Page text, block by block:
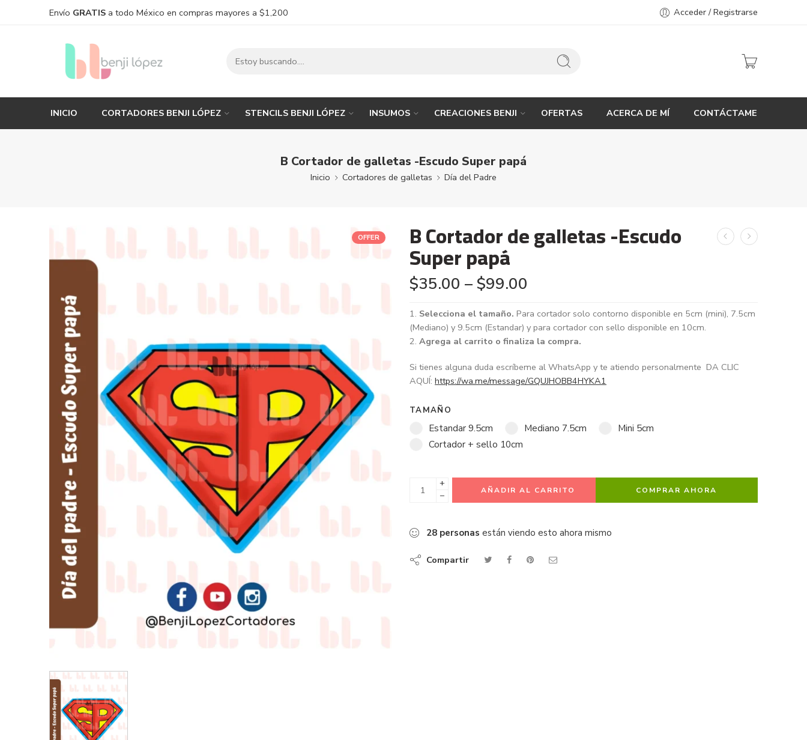
Envío GRATIS a todo México en compras mayores a $1,200 Acceder / Registrarse
INICIO CORTADORES BENJI LÓPEZ STENCILS BENJI LÓPEZ INSUMOS CREACIONES BENJI OFERTAS ACERCA DE MÍ CONTÁCTAME
B Cortador de galletas -Escudo Super papá
Inicio Cortadores de galletas Día del Padre
OFFER B Cortador de galletas -Escudo
Super papá
$35.00 – $99.00
Selecciona el tamaño. Para cortador solo contorno disponible en 5cm (mini), 7.5cm
(Mediano) y 9.5cm (Estandar) y para cortador con sello disponible en 10cm.
Agrega al carrito o finaliza la compra.
Si tienes alguna duda escríbeme al WhatsApp y te atiendo personalmente DA CLIC
AQUÍ: https://wa.me/message/GQUJHOBB4HYKA1
TAMAÑO
Estandar 9.5cm Mediano 7.5cm
Mini 5cm
Cortador + sello 10cm
+
−
AÑADIR AL CARRITO COMPRAR AHORA
28 personas están viendo esto ahora mismo
Compartir